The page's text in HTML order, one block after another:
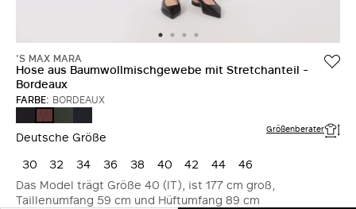
'S MAX MARA
Hose aus Baumwollmischgewebe mit Stretchanteil -
Bordeaux
FARBE: BORDEAUX
SCHWARZ
Deutsche Größe Größenberater
30 32 34 36 38 40 42 44
46
Das Model trägt Größe 40 (IT), ist 177 cm groß,
Taillenumfang 59 cm und Hüftumfang 89 cm